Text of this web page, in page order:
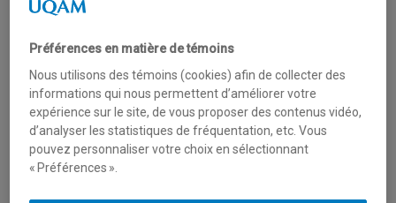
administratifs du laboratoire ainsi que ses opérations
développement des partenariats.
Current executive committee membership:
Préférences en matière de témoins
Nous utilisons des témoins (cookies) afin de collecter des
informations qui nous permettent d’améliorer votre
expérience sur le site, de vous proposer des contenus vidéo,
d’analyser les statistiques de fréquentation, etc. Vous
pouvez personnaliser votre choix en sélectionnant
« Préférences ».